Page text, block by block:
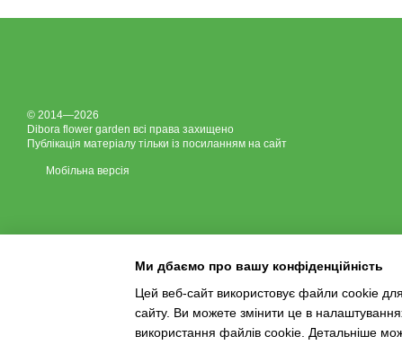
© 2014—2026
Dibora flower garden всі права захищено
Публікація матеріалу тільки із посиланням на сайт
Мобільна версія
Ми дбаємо про вашу конфіденційність
Цей веб-сайт використовує файли cookie
сайту. Ви можете змінити це в
використання файлів cookie. Детальніше